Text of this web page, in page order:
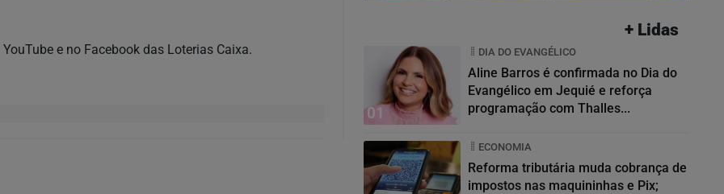
e no Facebook das Loterias Caixa.
+ Lidas
01
DIA DO EVANGÉLICO
Aline Barros é confirmada no Dia do
Evangélico em Jequié e reforça
programação com Thalles...
ECONOMIA
Reforma tributária muda cobrança de
impostos nas maquininhas e Pix;